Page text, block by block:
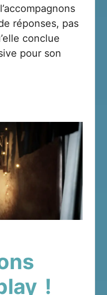
réponses, pas
conclue
pour son
!